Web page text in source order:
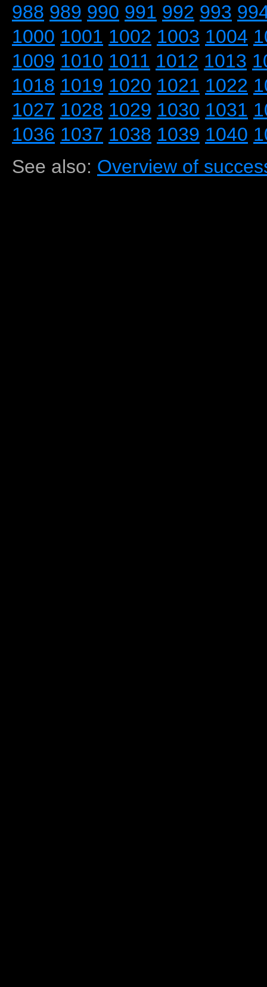
988 989 990 991 992 993
1000 1001 1002 1003 1004
1009 1010 1011 1012 1013
1018 1019 1020 1021 1022
1027 1028 1029 1030 1031
1036 1037 1038 1039 1040
See also: Overview of